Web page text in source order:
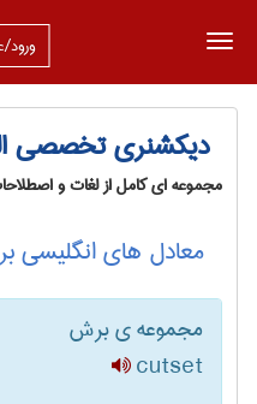
دیکشنری تخصصی
مجموعه ای کامل از لغات و
معادل های
مجموعه ی برش
cutset